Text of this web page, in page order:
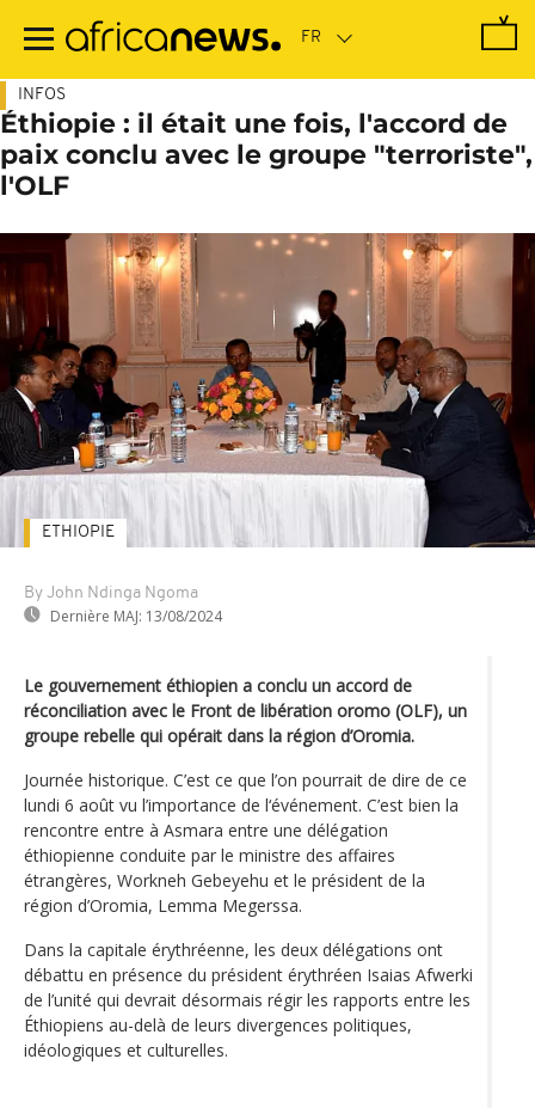
contenu
INFOS
Éthiopie : il était une fois, l'accord de
paix conclu avec le groupe "terroriste",
l'OLF
By John Ndinga Ngoma
Dernière MAJ: 13/08/2024
ETHIOPIE
Le gouvernement éthiopien a conclu un accord de
réconciliation avec le Front de libération oromo (OLF), un
groupe rebelle qui opérait dans la région d’Oromia.
Journée historique. C’est ce que l’on pourrait de dire de ce
lundi 6 août vu l’importance de l‘événement. C’est bien la
rencontre entre à Asmara entre une délégation
éthiopienne conduite par le ministre des affaires
étrangères, Workneh Gebeyehu et le président de la
région d’Oromia, Lemma Megerssa.
Dans la capitale érythréenne, les deux délégations ont
débattu en présence du président érythréen Isaias Afwerki
de l’unité qui devrait désormais régir les rapports entre les
Éthiopiens au-delà de leurs divergences politiques,
idéologiques et culturelles.